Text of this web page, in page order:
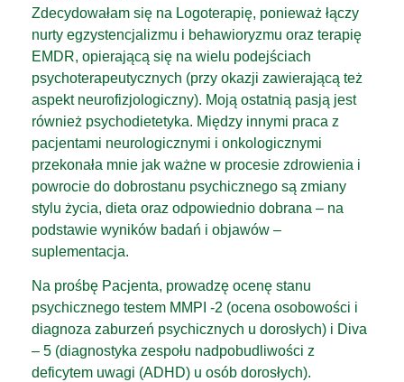
Zdecydowałam się na Logoterapię, ponieważ łączy
nurty egzystencjalizmu i behawioryzmu oraz terapię
EMDR, opierającą się na wielu podejściach
psychoterapeutycznych (przy okazji zawierającą też
aspekt neurofizjologiczny). Moją ostatnią pasją jest
również psychodietetyka. Między innymi praca z
pacjentami neurologicznymi i onkologicznymi
przekonała mnie jak ważne w procesie zdrowienia i
powrocie do dobrostanu psychicznego są zmiany
stylu życia, dieta oraz odpowiednio dobrana – na
podstawie wyników badań i objawów –
suplementacja.
Na prośbę Pacjenta, prowadzę ocenę stanu
psychicznego testem MMPI -2 (ocena osobowości i
diagnoza zaburzeń psychicznych u dorosłych) i Diva
– 5 (diagnostyka zespołu nadpobudliwości z
deficytem uwagi (ADHD) u osób dorosłych).